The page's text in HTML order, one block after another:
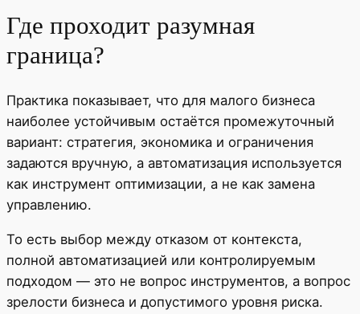
Где проходит разумная
граница?
Практика показывает, что для малого бизнеса
наиболее устойчивым остаётся промежуточный
вариант: стратегия, экономика и ограничения
задаются вручную, а автоматизация используется
как инструмент оптимизации, а не как замена
управлению.
То есть выбор между отказом от контекста,
полной автоматизацией или контролируемым
подходом — это не вопрос инструментов, а вопрос
зрелости бизнеса и допустимого уровня риска.